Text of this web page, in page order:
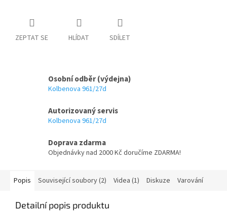
ZEPTAT SE HLÍDAT SDÍLET
Osobní odběr (výdejna)
Kolbenova 961/27d
Autorizovaný servis
Kolbenova 961/27d
Doprava zdarma
Objednávky nad 2000 Kč doručíme ZDARMA!
Popis Související soubory (2) Videa (1) Diskuze Varování
Detailní popis produktu